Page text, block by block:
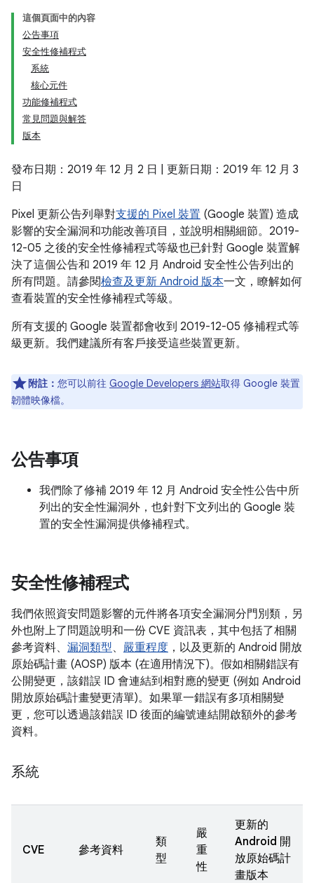
這個頁面中的內容
公告事項
安全性修補程式
系統
核心元件
功能修補程式
常見問題與解答
版本
發布日期：2019 年 12 月 2 日 | 更新日期：2019 年 12 月 3
日
Pixel 更新公告列舉對支援的 Pixel 裝置 (Google 裝置) 造成
影響的安全漏洞和功能改善項目，並說明相關細節。2019-
12-05 之後的安全性修補程式等級也已針對 Google 裝置解
決了這個公告和 2019 年 12 月 Android 安全性公告列出的
所有問題。請參閱檢查及更新 Android 版本一文，瞭解如何
查看裝置的安全性修補程式等級。
所有支援的 Google 裝置都會收到 2019-12-05 修補程式等
級更新。我們建議所有客戶接受這些裝置更新。
附註： 您可以前往 Google Developers 網站取得 Google 裝置
韌體映像檔。
公告事項
我們除了修補 2019 年 12 月 Android 安全性公告中所
列出的安全性漏洞外，也針對下文列出的 Google 裝
置的安全性漏洞提供修補程式。
安全性修補程式
我們依照資安問題影響的元件將各項安全漏洞分門別類，另
外也附上了問題說明和一份 CVE 資訊表，其中包括了相關
參考資料、 漏洞類型、 嚴重程度 ，以及更新的 Android 開放
原始碼計畫 (AOSP) 版本 (在適用情況下)。假如相關錯誤有
公開變更，該錯誤 ID 會連結到相對應的變更 (例如 Android
開放原始碼計畫變更清單)。如果單一錯誤有多項相關變
更，您可以透過該錯誤 ID 後面的編號連結開啟額外的參考
資料。
系統
CVE 參考資料
類
型
嚴
重
性
更新的
Android 開
放原始碼計
畫版本